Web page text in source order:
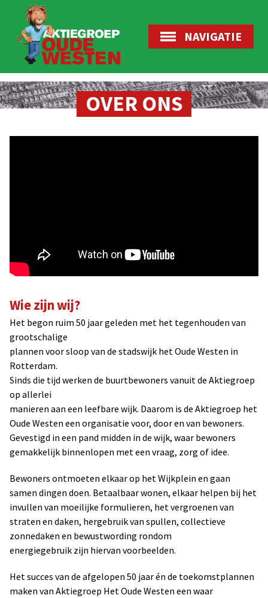
NAVIGATIE
OVER ONS
Wie zijn wij?
Het begon ruim 50 jaar geleden met het tegenhouden van
grootschalige
plannen voor sloop van de stadswijk het Oude Westen in
Rotterdam.
Sinds die tijd werken de buurtbewoners vanuit de Aktiegroep
op allerlei
manieren aan een leefbare wijk. Daarom is de Aktiegroep het
Oude Westen een organisatie voor, door en van bewoners.
Gevestigd in een pand midden in de wijk, waar bewoners
gemakkelijk binnenlopen met een vraag, zorg of idee.
Bewoners ontmoeten elkaar op het Wijkplein en gaan
samen dingen doen. Betaalbaar wonen, elkaar helpen bij het
invullen van moeilijke formulieren, het vergroenen van
straten en daken, hergebruik van spullen, collectieve
zonnedaken en bewustwording rondom
energiegebruik zijn hiervan voorbeelden.
Het succes van de afgelopen 50 jaar én de toekomstplannen
maken van Aktiegroep Het Oude Westen een waar